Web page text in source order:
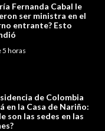
Fernanda Cabal le
ser ministra en el
entrante? Esto
5 horas
de Colombia
en la Casa de Nariño:
son las sedes en las